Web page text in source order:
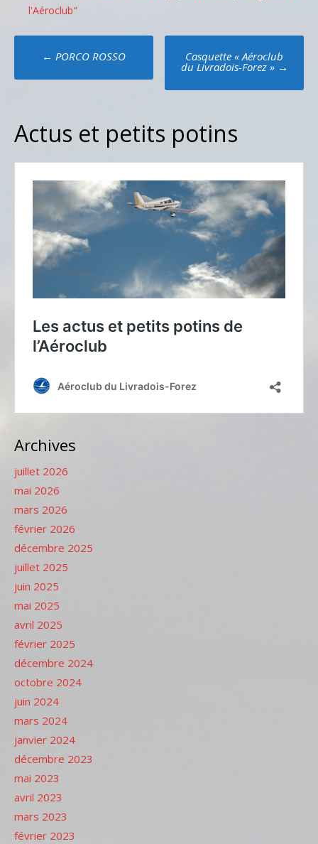
l'Aéroclub"
Poste
navigation
← PORCO ROSSO Casquette « Aéroclub
du Livradois-Forez » →
Actus et petits potins
Archives
juillet 2026
mai 2026
mars 2026
février 2026
décembre 2025
juillet 2025
juin 2025
mai 2025
avril 2025
février 2025
décembre 2024
octobre 2024
juin 2024
mars 2024
janvier 2024
décembre 2023
mai 2023
avril 2023
mars 2023
février 2023